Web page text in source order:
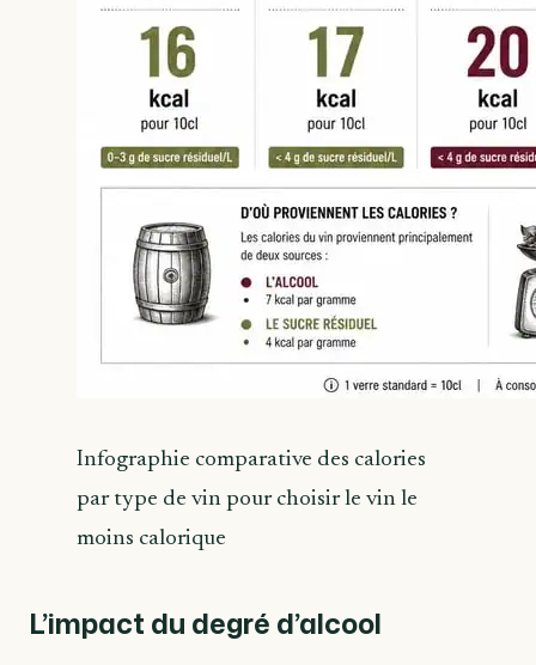
Infographie comparative des calories
par type de vin pour choisir le vin le
moins calorique
L’impact du degré d’alcool